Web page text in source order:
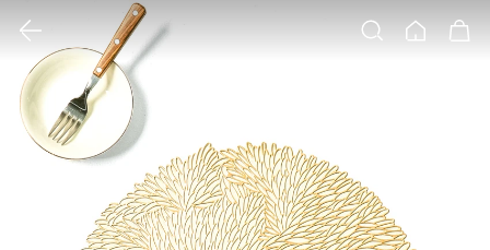
클릭 시 이미지 확대 보기 팝업 열림